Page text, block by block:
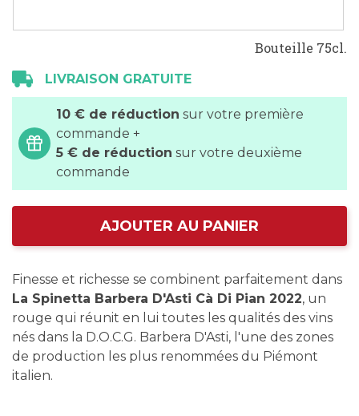
Bouteille 75cl.
LIVRAISON GRATUITE
10 € de réduction sur votre première
commande +
5 € de réduction sur votre deuxième
commande
AJOUTER AU PANIER
Finesse et richesse se combinent parfaitement dans
La Spinetta Barbera D'Asti Cà Di Pian 2022, un
rouge qui réunit en lui toutes les qualités des vins
nés dans la D.O.C.G. Barbera D'Asti, l'une des zones
de production les plus renommées du Piémont
italien.